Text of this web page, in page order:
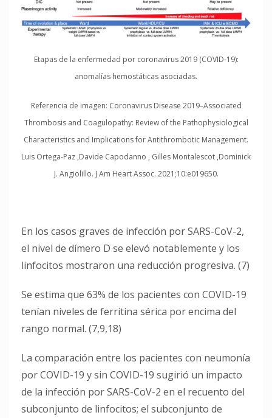
Etapas de la enfermedad por coronavirus 2019 (COVID-19):
anomalías hemostáticas asociadas.
Referencia de imagen: Coronavirus Disease 2019–Associated
Thrombosis and Coagulopathy: Review of the Pathophysiological
Characteristics and Implications for Antithrombotic Management.
Luis Ortega-Paz ,Davide Capodanno , Gilles Montalescot ,Dominick
J. Angiolillo. J Am Heart Assoc. 2021;10:e019650.
En los casos graves de infección por SARS-CoV-2,
el nivel de dímero D se elevó notablemente y los
linfocitos mostraron una reducción progresiva. (7)
Se estima que 63% de los pacientes con COVID-19
tenían niveles de ferritina sérica por encima del
rango normal. (7,9,18)
La comparación entre los pacientes con neumonía
por COVID-19 y sin COVID-19 sugirió un impacto
de la infección por SARS-CoV-2 en el recuento del
subconjunto de linfocitos; el subconjunto de